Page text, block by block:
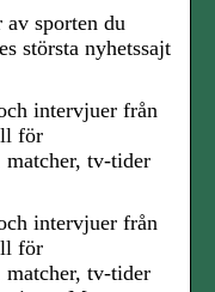
sporten du
största nyhetssajt
intervjuer från
för
matcher, tv-tider
intervjuer från
för
matcher, tv-tider